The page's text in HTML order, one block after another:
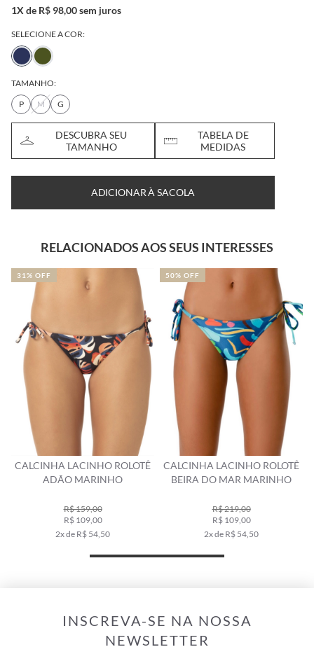
1X de R$ 98,00 sem juros
SELECIONE A COR:
TAMANHO:
P
M G
DESCUBRA SEU
TAMANHO
TABELA DE
MEDIDAS
ADICIONAR À SACOLA
RELACIONADOS AOS SEUS INTERESSES
CALCINHA LACINHO ROLOTÊ
ADÃO MARINHO
R$ 159,00
R$ 109,00
2x de R$ 54,50
31% OFF
CALCINHA LACINHO ROLOTÊ
BEIRA DO MAR MARINHO
R$ 219,00
R$ 109,00
2x de R$ 54,50
50% OFF
INSCREVA-SE NA NOSSA
NEWSLETTER